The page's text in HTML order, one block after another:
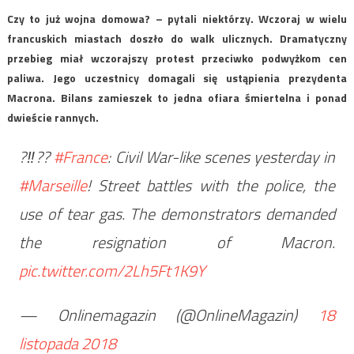
Czy to już wojna domowa? – pytali niektórzy. Wczoraj w wielu
francuskich miastach doszło do walk ulicznych. Dramatyczny
przebieg miał wczorajszy protest przeciwko podwyżkom cen
paliwa. Jego uczestnicy domagali się ustąpienia prezydenta
Macrona. Bilans zamieszek to jedna ofiara śmiertelna i ponad
dwieście rannych.
?‼??#France: Civil War-like scenes yesterday in
#Marseille! Street battles with the police, the
use of tear gas. The demonstrators demanded
the resignation of Macron.
pic.twitter.com/2Lh5Ft1K9Y
— Onlinemagazin (@OnlineMagazin)
18
listopada 2018